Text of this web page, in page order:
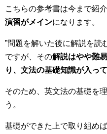
こちらの参考書は今まで紹
演習がメインになります。
”問題を解いた後に解説を読
ですが、その解説はやや難
り、文法の基礎知識が入っ
そのため、英文法の基礎を
う。
基礎ができた上で取り組めば